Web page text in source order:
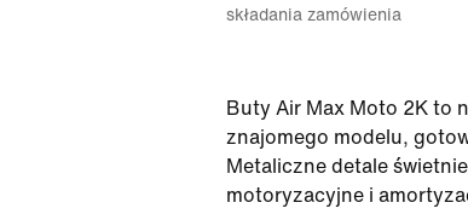
składania zamówienia
Buty Air Max Moto 2K to
znajomego modelu,
Metaliczne detale
motoryzacyjne i